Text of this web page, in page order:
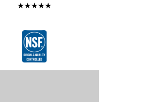
★★★★★